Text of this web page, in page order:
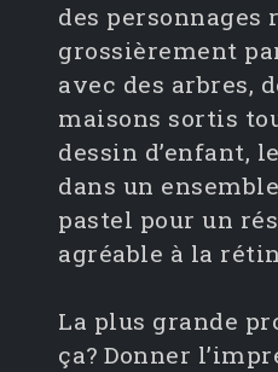
des personnages
grossièrement
avec des arbres,
maisons sortis
dessin d’enfant,
dans un
pastel pour un
agréable à la
La plus grande
ça? Donner